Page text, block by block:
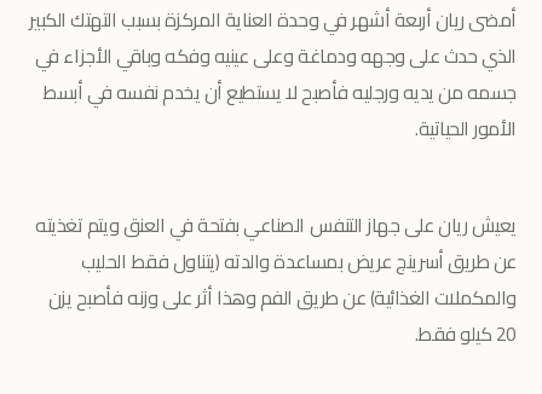
أمضى ريان أربعة أشهر في وحدة العناية المركزة بسبب التهتك الكبير
الذي حدث على وجهه ودماغة وعلى عينيه وفكه وباقي الأجزاء في
جسمه من يديه ورجليه فأصبح لا يستطيع أن يخدم نفسه في أبسط
الأمور الحياتية.
يعيش ريان على جهاز التنفس الصناعي بفتحة في العنق ويتم تغذيته
عن طريق أسرينج عريض بمساعدة والدته (يتناول فقط الحليب
والمكملات الغذائية) عن طريق الفم وهذا أثر على وزنه فأصبح يزن
20 كيلو فقط.